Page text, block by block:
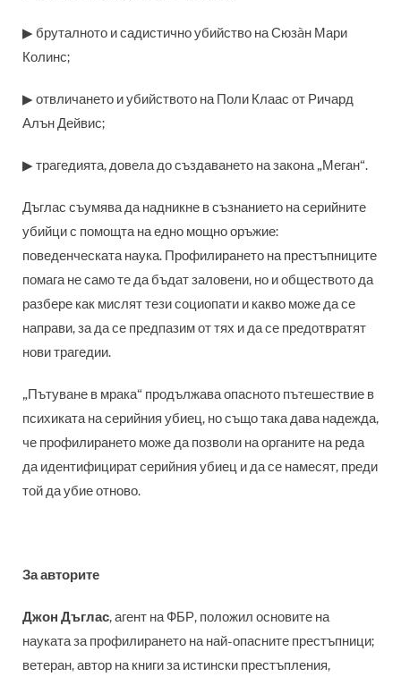
▶ бруталното и садистично убийство на Сюзàн Мари
Колинс;
▶ отвличането и убийството на Поли Клаас от Ричард
Алън Дейвис;
▶ трагедията, довела до създаването на закона „Меган“.
Дъглас съумява да надникне в съзнанието на серийните
убийци с помощта на едно мощно оръжие:
поведенческата наука. Профилирането на престъпниците
помага не само те да бъдат заловени, но и обществото да
разбере как мислят тези социопати и какво може да се
направи, за да се предпазим от тях и да се предотвратят
нови трагедии.
„Пътуване в мрака“ продължава опасното пътешествие в
психиката на серийния убиец, но също така дава надежда,
че профилирането може да позволи на органите на реда
да идентифицират серийния убиец и да се намесят, преди
той да убие отново.
За авторите
Джон Дъглас, агент на ФБР, положил основите на
науката за профилирането на най-опасните престъпници;
ветеран, автор на книги за истински престъпления,